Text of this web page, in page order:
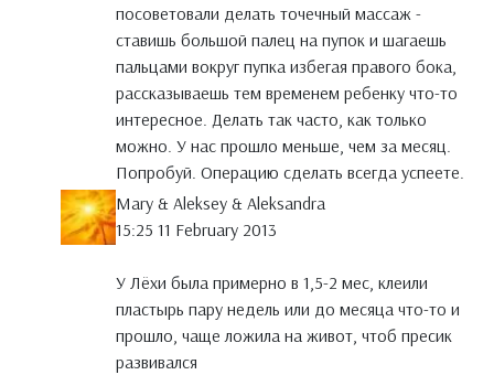
посоветовали делать точечный массаж -
ставишь большой палец на пупок и шагаешь
пальцами вокруг пупка избегая правого бока,
рассказываешь тем временем ребенку что-то
интересное. Делать так часто, как только
можно. У нас прошло меньше, чем за месяц.
Попробуй. Операцию сделать всегда успеете.
Mary & Aleksey & Aleksandra
15:25 11 February 2013
У Лёхи была примерно в 1,5-2 мес, клеили
пластырь пару недель или до месяца что-то и
прошло, чаще ложила на живот, чтоб пресик
развивался